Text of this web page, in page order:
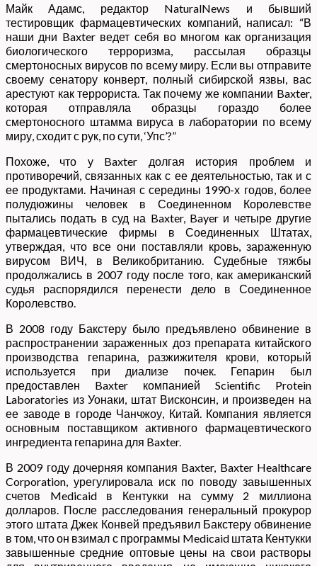
Майк Адамс, редактор NaturalNews и бывший
тестировщик фармацевтических компаний, написал: “В
наши дни Baxter ведет себя во многом как организация
биологического терроризма, рассылая образцы
смертоносных вирусов по всему миру. Если вы отправите
своему сенатору конверт, полный сибирской язвы, вас
арестуют как террориста. Так почему же компании Baxter,
которая отправляла образцы гораздо более
смертоносного штамма вируса в лаборатории по всему
миру, сходит с рук, по сути, ‘Упс’?”
Похоже, что у Baxter долгая история проблем и
противоречий, связанных как с ее деятельностью, так и с
ее продуктами. Начиная с середины 1990-х годов, более
полудюжины человек в Соединенном Королевстве
пытались подать в суд на Baxter, Bayer и четыре другие
фармацевтические фирмы в Соединенных Штатах,
утверждая, что все они поставляли кровь, зараженную
вирусом ВИЧ, в Великобританию. Судебные тяжбы
продолжались в 2007 году после того, как американский
судья распорядился перенести дело в Соединенное
Королевство.
В 2008 году Бакстеру было предъявлено обвинение в
распространении зараженных доз препарата китайского
производства гепарина, разжижителя крови, который
используется при диализе почек. Гепарин был
предоставлен Baxter компанией Scientific Protein
Laboratories из Уонаки, штат Висконсин, и произведен на
ее заводе в городе Чанчжоу, Китай. Компания является
основным поставщиком активного фармацевтического
ингредиента гепарина для Baxter.
В 2009 году дочерняя компания Baxter, Baxter Healthcare
Corporation, урегулировала иск по поводу завышенных
счетов Medicaid в Кентукки на сумму 2 миллиона
долларов. После расследования генеральный прокурор
этого штата Джек Конвей предъявил Бакстеру обвинение
в том, что он взимал с программы Medicaid штата Кентукки
завышенные средние оптовые цены на свои растворы